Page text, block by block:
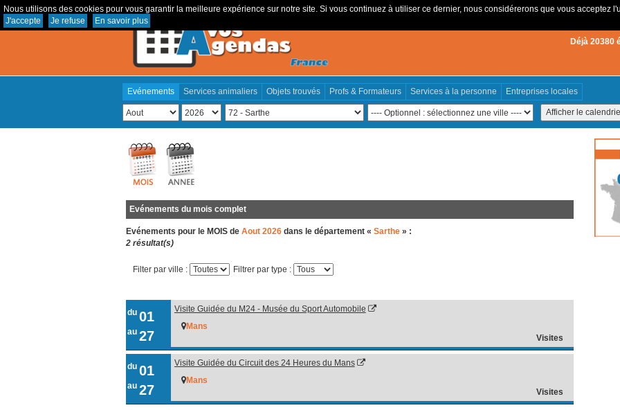
Nous utilisons des cookies pour vous garantir la meilleure expérience sur notre site. Si vous continuez à utiliser ce dernier, nous considérerons que vous acceptez
J'accepte
Je refuse En savoir plus
Déjà 20380
Evénements Services animaliers Objets trouvés Profs & Formateurs Services à la personne Entreprises locales
Evénements du mois complet
Evénements pour le MOIS de Aout 2026 dans le département « Sarthe » :
2 résultat(s)
Filter par ville : Filtrer par type :
du 01
au 27
Visite Guidée du M24 - Musée du Sport Automobile
Mans
Visites
du 01
au 27
Visite Guidée du Circuit des 24 Heures du Mans
Mans
Visites